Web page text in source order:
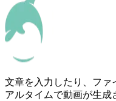
文章を入力したり、ファ
アルタイムで動画が生成